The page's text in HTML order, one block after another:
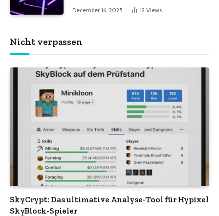
LED-Röhren-Guide für Unternehmen
December 16, 2025 12 Views
Nicht verpassen
SkyCrypt: Das ultimative Analyse-Tool für Hypixel
SkyBlock-Spieler